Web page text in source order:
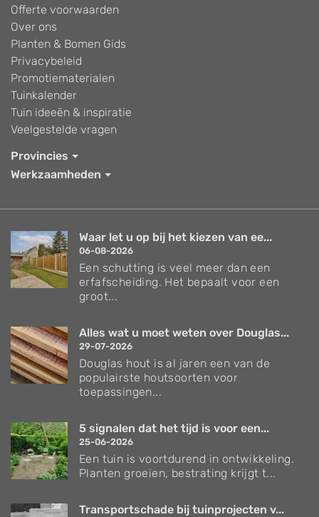
Offerte voorwaarden
Over ons
Planten & Bomen Gids
Privacybeleid
Promotiematerialen
Tuinkalender
Tuin ideeën & inspiratie
Veelgestelde vragen
Provincies
Werkzaamheden
Waar let u op bij het kiezen van ee...
06-08-2026
Een schutting is veel meer dan een
erfafscheiding. Het bepaalt voor een
groot...
Alles wat u moet weten over Douglas...
29-07-2026
Douglas hout is al jaren een van de
populairste houtsoorten voor
toepassingen...
5 signalen dat het tijd is voor een...
25-06-2026
Een tuin is voortdurend in ontwikkeling.
Planten groeien, bestrating krijgt t...
Transportschade bij tuinprojecten v...